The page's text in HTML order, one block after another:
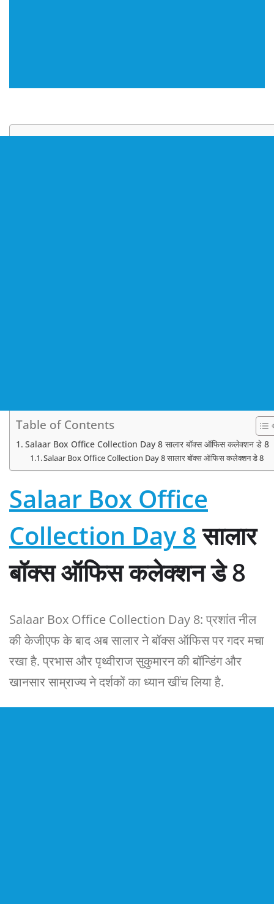
Table of Contents
Salaar Box Office Collection Day 8 सालार बॉक्स ऑफिस कलेक्शन डे 8
Salaar Box Office Collection Day 8 सालार बॉक्स ऑफिस कलेक्शन डे 8
Salaar Box Office
Collection Day 8सालार
बॉक्स ऑफिस कलेक्शन डे 8
Salaar Box Office Collection Day 8: प्रशांत नील
की केजीएफ के बाद अब सालार ने बॉक्स ऑफिस पर गदर मचा
रखा है. प्रभास और पृथ्वीराज सुकुमारन की बॉन्डिंग और
खानसार साम्राज्य ने दर्शकों का ध्यान खींच लिया है.